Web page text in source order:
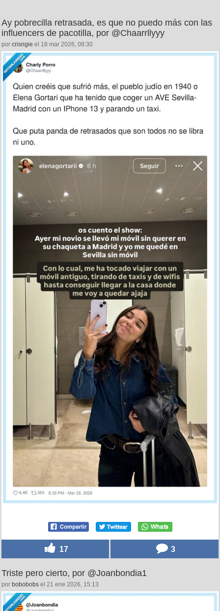
Ay pobrecilla retrasada, es que no puedo más con las
influencers de pacotilla, por @Chaarrllyyy
por crisngie el 18 mar 2026, 08:30
17 3
Triste pero cierto, por @Joanbondia1
por bobobobs el 21 ene 2026, 15:13